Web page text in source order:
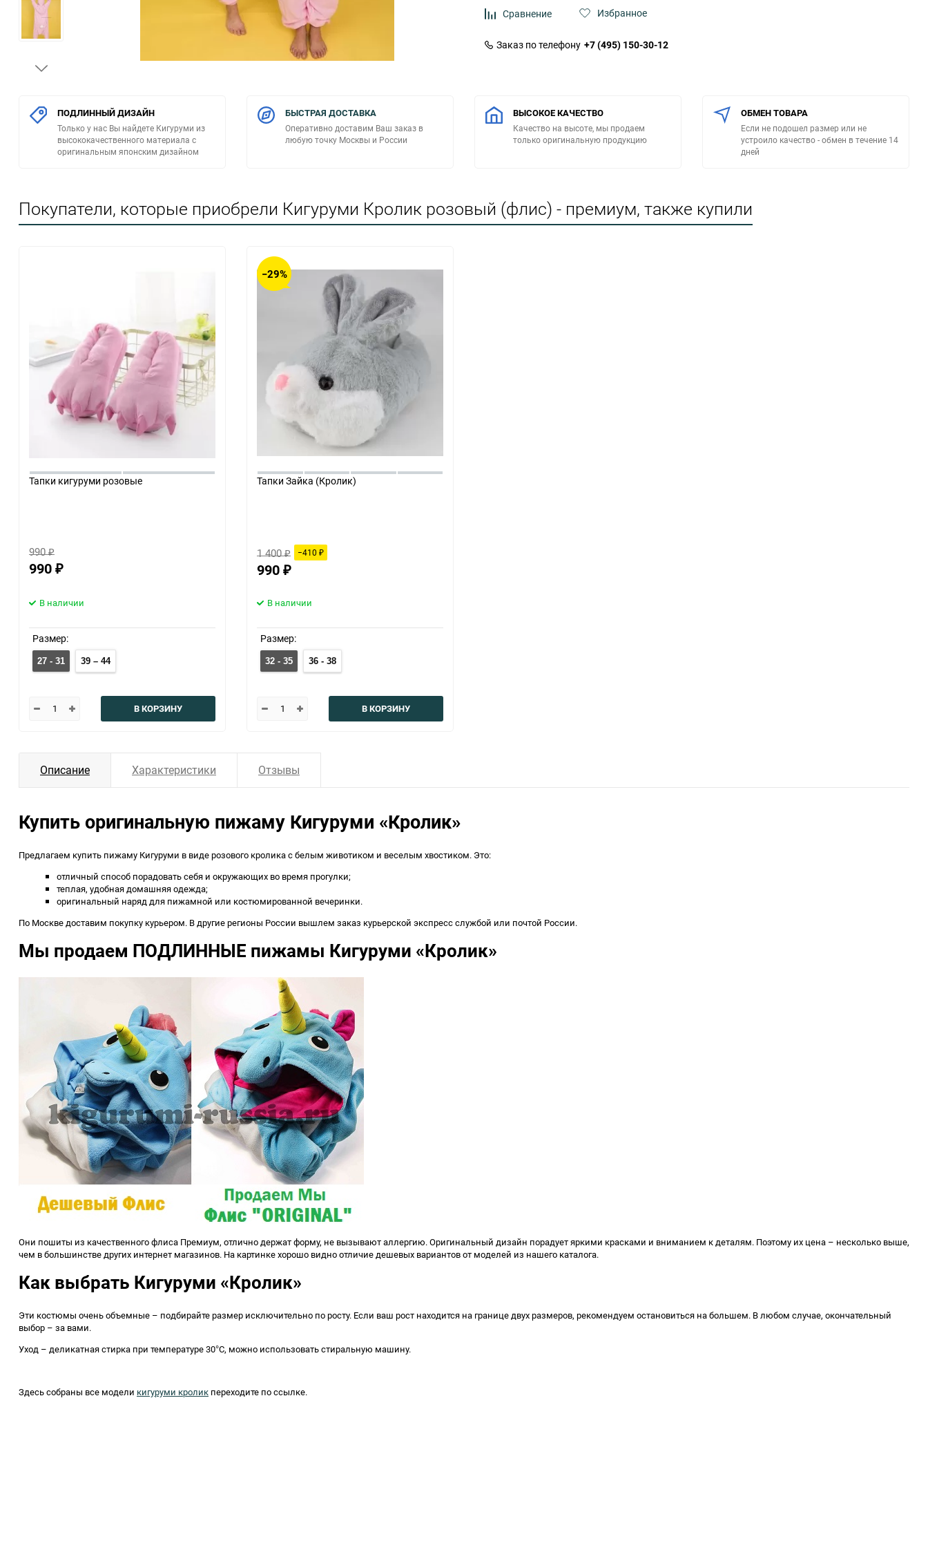
Сравнение Избранное
Заказ по телефону +7 (495) 150-30-12
ПОДЛИННЫЙ ДИЗАЙН
Только у нас Вы найдете Кигуруми из
высококачественного материала с
оригинальным японским дизайном
БЫСТРАЯ ДОСТАВКА
Оперативно доставим Ваш заказ в
любую точку Москвы и России
ВЫСОКОЕ КАЧЕСТВО
Качество на высоте, мы продаем
только оригинальную продукцию
ОБМЕН ТОВАРА
Если не подошел размер или не
устроило качество - обмен в течение 14
дней
Покупатели, которые приобрели Кигуруми Кролик розовый (флис) - премиум, также купили
Тапки кигуруми розовые
990₽
990 ₽
В наличии
Размер:
27 - 31 39 – 44
В КОРЗИНУ
−29%
Тапки Зайка (Кролик)
1 400₽ −410 ₽
990 ₽
В наличии
Размер:
32 - 35 36 - 38
В КОРЗИНУ
Описание Характеристики Отзывы
Купить оригинальную пижаму Кигуруми «Кролик»
Предлагаем купить пижаму Кигуруми в виде розового кролика с белым животиком и веселым хвостиком. Это:
отличный способ порадовать себя и окружающих во время прогулки;
теплая, удобная домашняя одежда;
оригинальный наряд для пижамной или костюмированной вечеринки.
По Москве доставим покупку курьером. В другие регионы России вышлем заказ курьерской экспресс службой или почтой России.
Мы продаем ПОДЛИННЫЕ пижамы Кигуруми «Кролик»
Они пошиты из качественного флиса Премиум, отлично держат форму, не вызывают аллергию. Оригинальный дизайн порадует яркими красками и вниманием к деталям. Поэтому их цена – несколько выше,
чем в большинстве других интернет магазинов. На картинке хорошо видно отличие дешевых вариантов от моделей из нашего каталога.
Как выбрать Кигуруми «Кролик»
Эти костюмы очень объемные – подбирайте размер исключительно по росту. Если ваш рост находится на границе двух размеров, рекомендуем остановиться на большем. В любом случае, окончательный
выбор – за вами.
Уход – деликатная стирка при температуре 30°C, можно использовать стиральную машину.
Здесь собраны все модели кигуруми кролик переходите по ссылке.